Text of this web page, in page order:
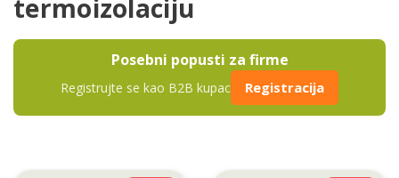
termoizolaciju
Posebni popusti za firme
Registrujte se kao B2B kupac Registracija